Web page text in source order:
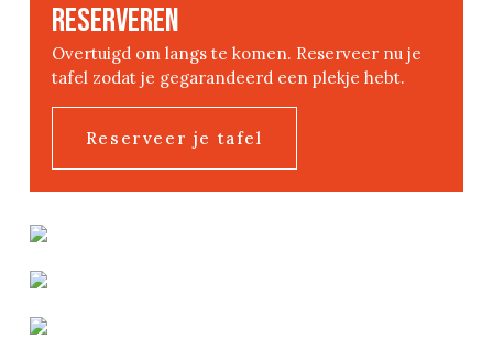
Reserveren
Overtuigd om langs te komen. Reserveer nu je
tafel zodat je gegarandeerd een plekje hebt.
Reserveer je tafel